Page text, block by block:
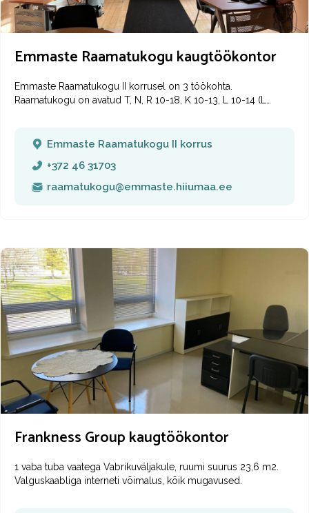
Emmaste Raamatukogu kaugtöökontor
Emmaste Raamatukogu II korrusel on 3 töökohta.
Raamatukogu on avatud T, N, R 10-18, K 10-13, L 10-14 (L
Emmaste Raamatukogu II korrus
+372 46 31703
raamatukogu@emmaste.hiiumaa.ee
Frankness Group kaugtöökontor
1 vaba tuba vaatega Vabrikuväljakule, ruumi suurus 23,6 m2.
Valguskaabliga interneti võimalus, kõik mugavused.